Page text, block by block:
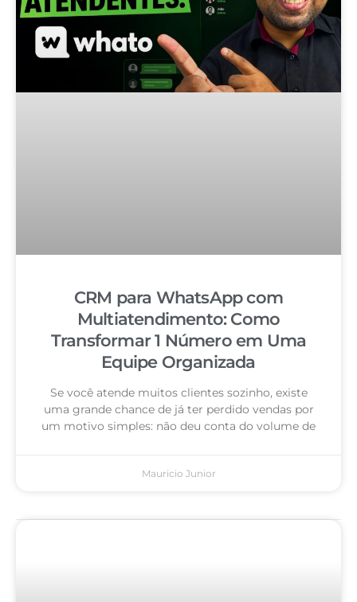
CRM para WhatsApp com
Multiatendimento: Como
Transformar 1 Número em Uma
Equipe Organizada
Se você atende muitos clientes sozinho, existe
uma grande chance de já ter perdido vendas por
um motivo simples: não deu conta do volume de
Mauricio Junior